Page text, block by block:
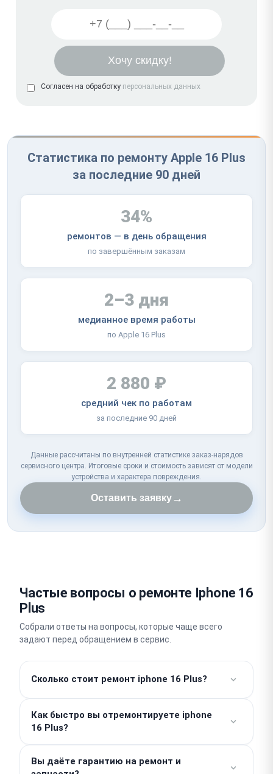
Согласен на обработку персональных данных
Статистика по ремонту Apple 16 Plus
за последние 90 дней
34%
ремонтов — в день обращения
по завершённым заказам
2–3 дня
медианное время работы
по Apple 16 Plus
2 880 ₽
средний чек по работам
за последние 90 дней
Данные рассчитаны по внутренней статистике заказ-нарядов
сервисного центра. Итоговые сроки и стоимость зависят от модели
устройства и характера повреждения.
Оставить заявку→
Частые вопросы о ремонте Iphone 16
Plus
Собрали ответы на вопросы, которые чаще всего
задают перед обращением в сервис.
Сколько стоит ремонт iphone 16 Plus?
рассчитывается отдельно и зависит от
конкретной поломки, поэтому окончательная цена
определяется после бесплатной диагностики. Мы
работаем без скрытых доплат и согласуем
Как быстро вы отремонтируете iphone
16 Plus?
аккумулятора, выполняются в день обращения за
Вы даёте гарантию на ремонт и